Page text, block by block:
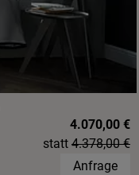
4.070,00 €
statt 4.378,00 €
Anfrage